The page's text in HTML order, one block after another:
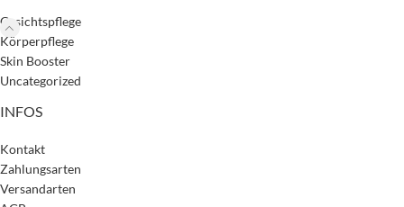
Gesichtspflege
Körperpflege
Skin Booster
Uncategorized
INFOS
Kontakt
Zahlungsarten
Versandarten